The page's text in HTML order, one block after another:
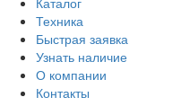
Техника
Быстрая заявка
Узнать наличие
О компании
Контакты